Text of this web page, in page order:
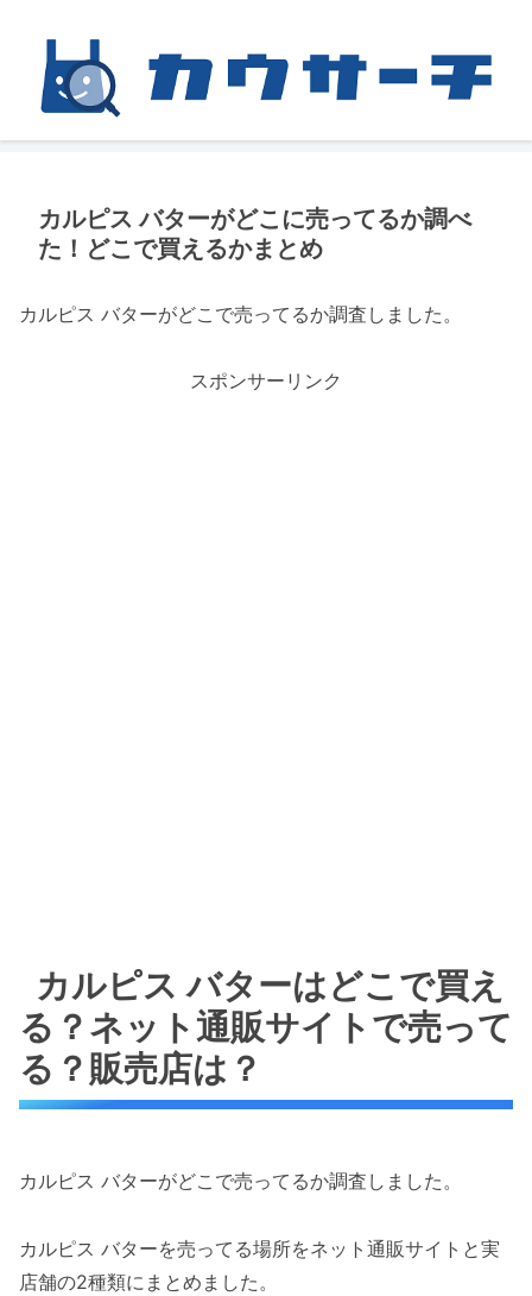
カルピス バターがどこに売ってるか調べ
た！どこで買えるかまとめ
カルピス バターがどこで売ってるか調査しました。
スポンサーリンク
カルピス バターはどこで買え
る？ネット通販サイトで売って
る？販売店は？
カルピス バターがどこで売ってるか調査しました。
カルピス バターを売ってる場所をネット通販サイトと実
店舗の2種類にまとめました。